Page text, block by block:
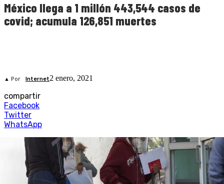
México llega a 1 millón 443,544 casos de
covid; acumula 126,851 muertes
▲ Por Internet2 enero, 2021
compartir
Facebook
Twitter
WhatsApp